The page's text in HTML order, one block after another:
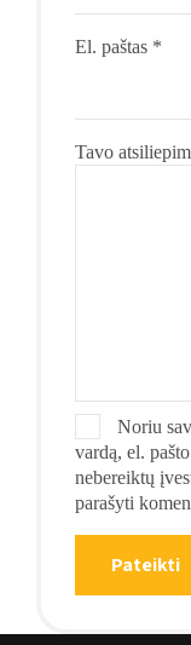
Tavo
El. paštas *
Noriu
vardą, el.
nebereiktų
parašyti